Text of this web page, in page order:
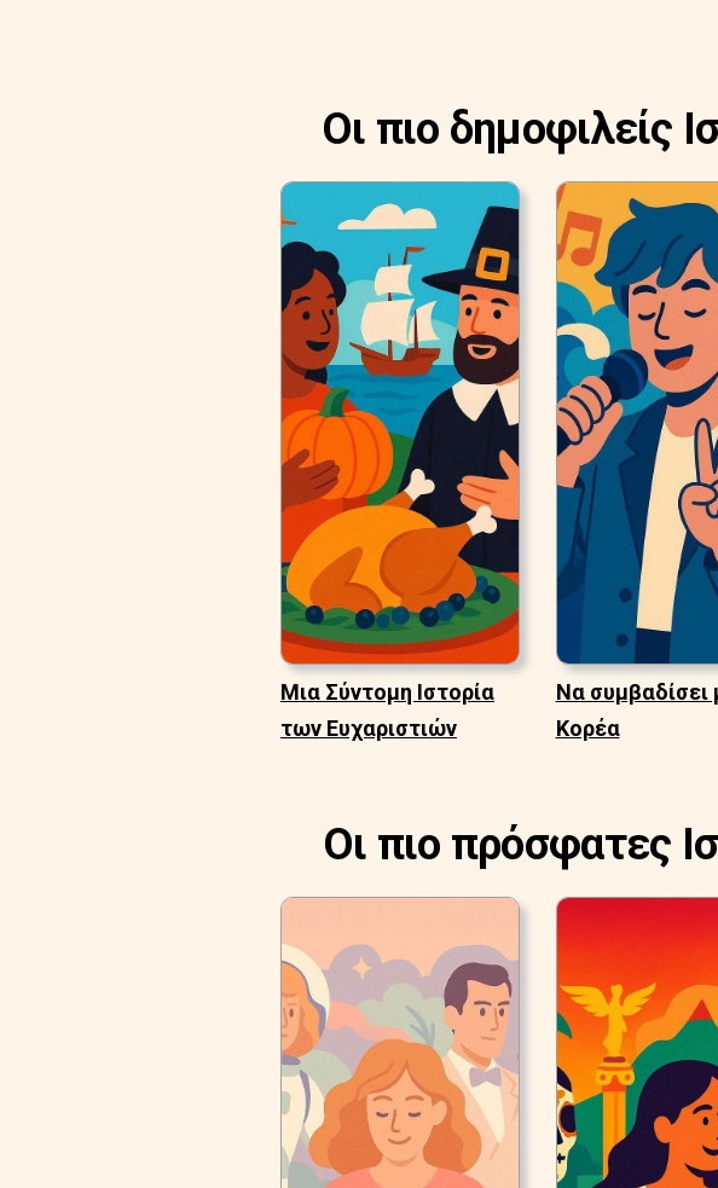
Οι πιο δημοφιλείς
Μια Σύντομη Ιστορία
των Ευχαριστιών
Να συμβαδίσει
Κορέα
Οι πιο πρόσφατες